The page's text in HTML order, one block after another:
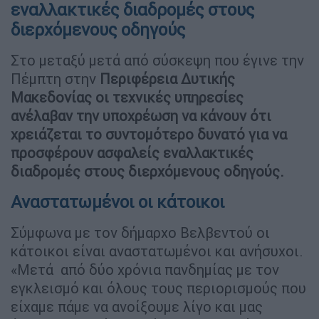
εναλλακτικές διαδρομές στους
διερχόμενους οδηγούς
Στο μεταξύ μετά από σύσκεψη που έγινε την
Πέμπτη στην Περιφέρεια Δυτικής
Μακεδονίας οι τεχνικές υπηρεσίες
ανέλαβαν την υποχρέωση να κάνουν ότι
χρειάζεται το συντομότερο δυνατό για να
προσφέρουν ασφαλείς εναλλακτικές
διαδρομές στους διερχόμενους οδηγούς.
Αναστατωμένοι οι κάτοικοι
Σύμφωνα με τον δήμαρχο Βελβεντού οι
κάτοικοι είναι αναστατωμένοι και ανήσυχοι.
«Μετά από δύο χρόνια πανδημίας με τον
εγκλεισμό και όλους τους περιορισμούς που
είχαμε πάμε να ανοίξουμε λίγο και μας